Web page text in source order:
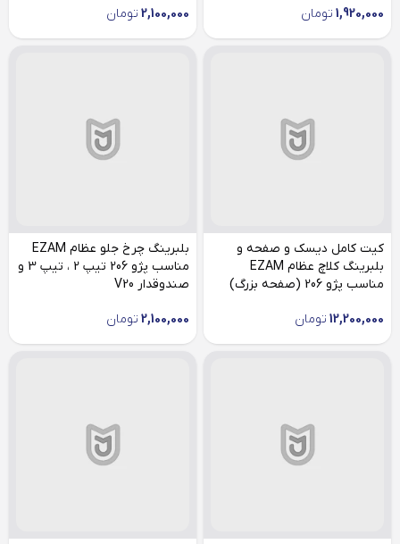
1,920,000 تومان
2,100,000 تومان
کیت کامل دیسک و صفحه و
بلبرینگ کلاچ عظام EZAM
مناسب پژو 206 (صفحه بزرگ)
12,200,000 تومان
بلبرینگ چرخ جلو عظام EZAM
مناسب پژو 206 تیپ 2 ، تیپ 3 و
صندوقدار V20
2,100,000 تومان